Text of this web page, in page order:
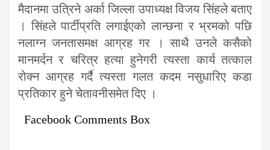
मैदानमा उत्रिने अर्का जिल्ला उपाध्यक्ष विजय सिंहले बताए
। सिंहले पार्टीप्रति लगाईएको लान्छना र भ्रमको पछि
नलाग्न जनतासमक्ष आग्रह गर । साथै उनले कसैको
मानमर्दन र चरित्र हत्या हुनेगरी त्यस्ता कार्य तत्काल
रोक्न आग्रह गर्दै त्यस्ता गलत कदम नसुधारिए कडा
प्रतिकार हुने चेतावनीसमेत दिए ।
Facebook Comments Box